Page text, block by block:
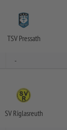
TSV Pressath
-
SV Riglasreuth